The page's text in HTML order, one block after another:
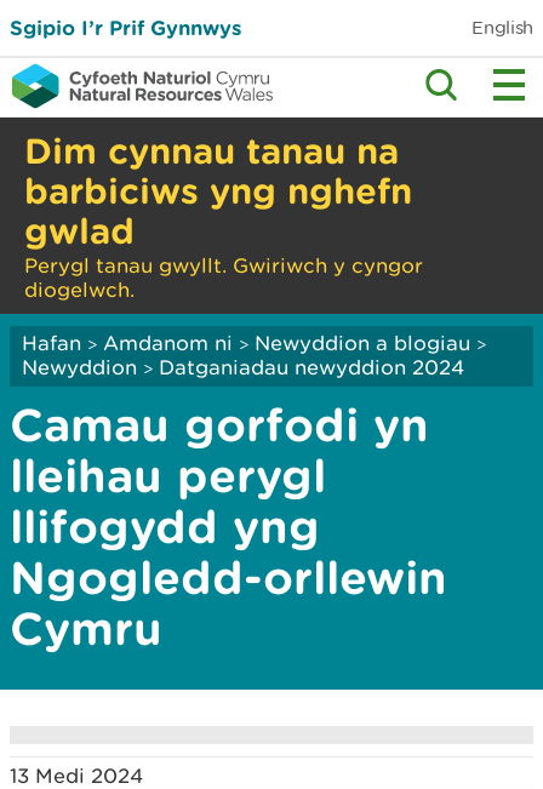
Sgipio I’r Prif Gynnwys English
Dim cynnau tanau na
barbiciws yng nghefn
gwlad
Perygl tanau gwyllt. Gwiriwch y cyngor
diogelwch.
Hafan > Amdanom ni > Newyddion a blogiau >
Newyddion > Datganiadau newyddion 2024
Camau gorfodi yn
lleihau perygl
llifogydd yng
Ngogledd-orllewin
Cymru
13 Medi 2024